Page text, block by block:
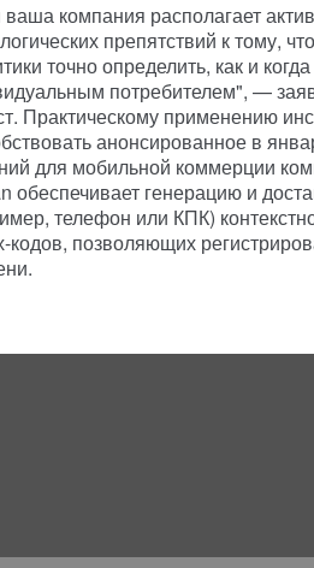
компания располагает
препятствий к тому,
точно определить, как и
потребителем", —
Практическому применению
анонсированное в
для мобильной коммерции
обеспечивает генерацию и
телефон или КПК)
кодов, позволяющих